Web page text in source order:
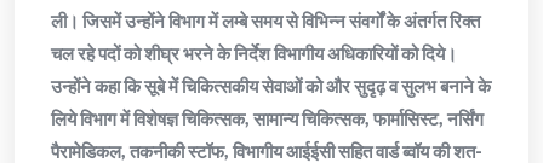
ली। जिसमें उन्होंने विभाग में लम्बे समय से विभिन्न संवर्गों के अंतर्गत रिक्त
चल रहे पदों को शीघ्र भरने के निर्देश विभागीय अधिकारियों को दिये।
उन्होंने कहा कि सूबे में चिकित्सकीय सेवाओं को और सुदृढ़ व सुलभ बनाने के
लिये विभाग में विशेषज्ञ चिकित्सक, सामान्य चिकित्सक, फार्मासिस्ट, नर्सिंग
पैरामेडिकल, तकनीकी स्टॉफ, विभागीय आईईसी सहित वार्ड ब्वॉय की शत-